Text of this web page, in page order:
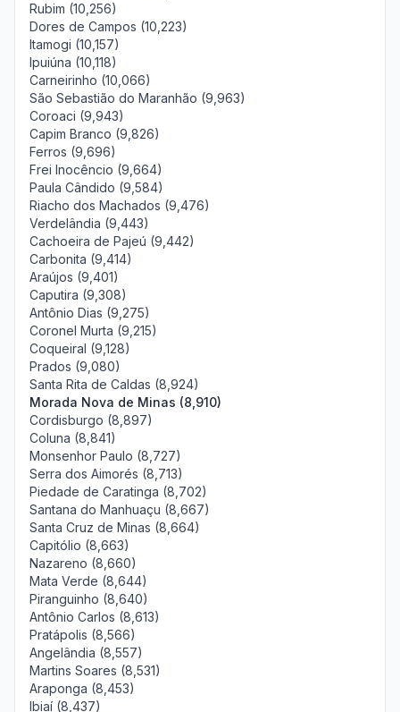
Rubim (10,256)
Dores de Campos (10,223)
Itamogi (10,157)
Ipuiúna (10,118)
Carneirinho (10,066)
São Sebastião do Maranhão (9,963)
Coroaci (9,943)
Capim Branco (9,826)
Ferros (9,696)
Frei Inocêncio (9,664)
Paula Cândido (9,584)
Riacho dos Machados (9,476)
Verdelândia (9,443)
Cachoeira de Pajeú (9,442)
Carbonita (9,414)
Araújos (9,401)
Caputira (9,308)
Antônio Dias (9,275)
Coronel Murta (9,215)
Coqueiral (9,128)
Prados (9,080)
Santa Rita de Caldas (8,924)
Morada Nova de Minas (8,910)
Cordisburgo (8,897)
Coluna (8,841)
Monsenhor Paulo (8,727)
Serra dos Aimorés (8,713)
Piedade de Caratinga (8,702)
Santana do Manhuaçu (8,667)
Santa Cruz de Minas (8,664)
Capitólio (8,663)
Nazareno (8,660)
Mata Verde (8,644)
Piranguinho (8,640)
Antônio Carlos (8,613)
Pratápolis (8,566)
Angelândia (8,557)
Martins Soares (8,531)
Araponga (8,453)
Ibiaí (8,437)